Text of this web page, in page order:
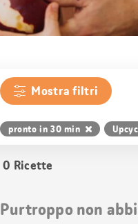
Mostra filtri
pronto in 30 min
0 Ricette
Purtroppo non